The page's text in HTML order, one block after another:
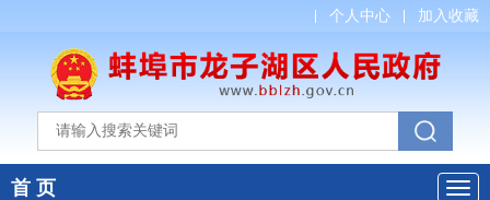
个人中心 加入收藏
首 页